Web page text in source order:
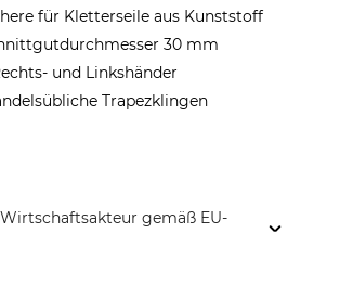
für Kletterseile aus Kunststoff
30 mm
und Linkshänder
Trapezklingen
gemäß EU-